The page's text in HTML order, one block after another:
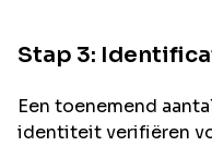
Stap 3:
Een toenemend
identiteit verifiëren